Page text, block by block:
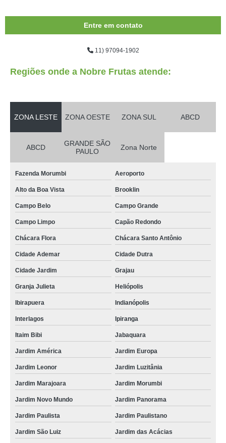
Entre em contato
11) 97094-1902
Regiões onde a Nobre Frutas atende:
ZONA LESTE ZONA OESTE ZONA SUL ABCD
ABCD
GRANDE SÃO
PAULO
Zona Norte
Fazenda Morumbi Aeroporto
Alto da Boa Vista Brooklin
Campo Belo Campo Grande
Campo Limpo Capão Redondo
Chácara Flora Chácara Santo Antônio
Cidade Ademar Cidade Dutra
Cidade Jardim Grajau
Granja Julieta Heliópolis
Ibirapuera Indianópolis
Interlagos Ipiranga
Itaim Bibi Jabaquara
Jardim América Jardim Europa
Jardim Leonor Jardim Luzitânia
Jardim Marajoara Jardim Morumbi
Jardim Novo Mundo Jardim Panorama
Jardim Paulista Jardim Paulistano
Jardim São Luiz Jardim das Acácias